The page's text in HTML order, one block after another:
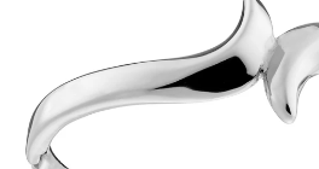
Remember me
LOG IN